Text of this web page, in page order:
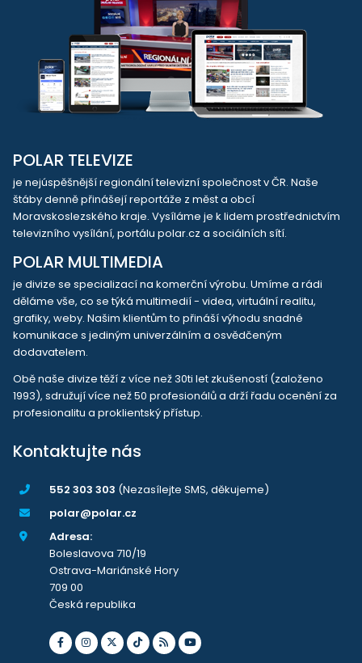
POLAR TELEVIZE
je nejúspěšnější regionální televizní společnost v ČR. Naše
štáby denně přinášejí reportáže z měst a obcí
Moravskoslezského kraje. Vysíláme je k lidem prostřednictvím
televizního vysílání, portálu polar.cz a sociálních sítí.
POLAR MULTIMEDIA
je divize se specializací na komerční výrobu. Umíme a rádi
děláme vše, co se týká multimedií - videa, virtuální realitu,
grafiky, weby. Našim klientům to přináší výhodu snadné
komunikace s jediným univerzálním a osvědčeným
dodavatelem.
Obě naše divize těží z více než 30ti let zkušeností (založeno
1993), sdružují více než 50 profesionálů a drží řadu ocenění za
profesionalitu a proklientský přístup.
Kontaktujte nás
552 303 303 (Nezasílejte SMS, děkujeme)
polar@polar.cz
Adresa:
Boleslavova 710/19
Ostrava-Mariánské Hory
709 00
Česká republika